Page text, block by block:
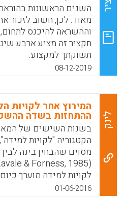
השנים הראשונות
מאוד. לכן, חשוב לזכור
וההשראה להיכנס
תקציר זה מציע ארבע
תשוקתך למקצוע.
X 08-12-2019
לינק
המירוץ אחר לקויות
ההתחזות בשדה
בשנות השישים של
הקטגוריה "לקויות
מסוים שהבחין בינה
01-06-2016